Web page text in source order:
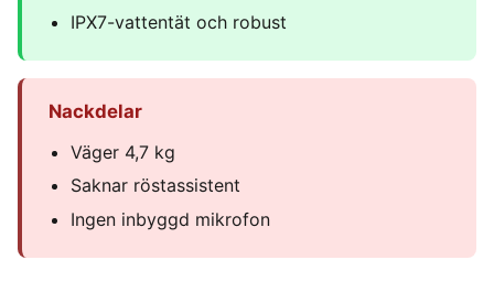
IPX7-vattentät och robust
Nackdelar
Väger 4,7 kg
Saknar röstassistent
Ingen inbyggd mikrofon